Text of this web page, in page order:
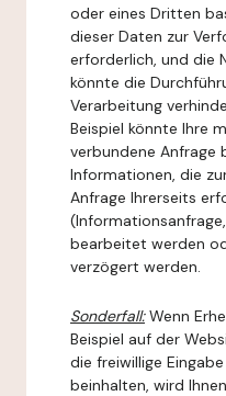
oder eines Dritten
dieser Daten zur
erforderlich, und die
könnte die
Verarbeitung
Beispiel könnte Ihre
verbundene Anfrage
Informationen, die
Anfrage Ihrerseits
bearbeitet werden
verzögert werden.
Sonderfall:Wenn
Beispiel auf der
die freiwillige
beinhalten, wird